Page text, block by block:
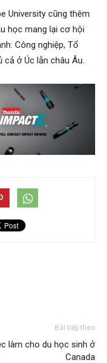
University cũng thêm
học mang lại cơ hội
Công nghiệp, Tổ
ở Úc lẫn châu Âu.
Bài tiếp theo
làm cho du học sinh ở
Canada